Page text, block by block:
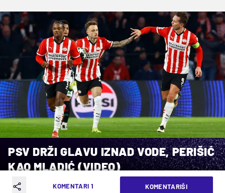
PSV DRŽI GLAVU IZNAD VODE, PERIŠIĆ
KAO MLADIĆ (VIDEO)
KOMENTARI 1 KOMENTARIŠI